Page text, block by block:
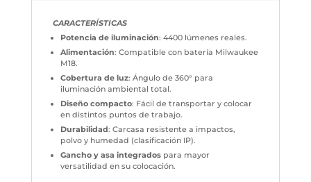
CARACTERÍSTICAS
Potencia de iluminación: 4400 lúmenes reales.
Alimentación: Compatible con batería Milwaukee
M18.
Cobertura de luz: Ángulo de 360° para
iluminación ambiental total.
Diseño compacto: Fácil de transportar y colocar
en distintos puntos de trabajo.
Durabilidad: Carcasa resistente a impactos,
polvo y humedad (clasificación IP).
Gancho y asa integradospara mayor
versatilidad en su colocación.